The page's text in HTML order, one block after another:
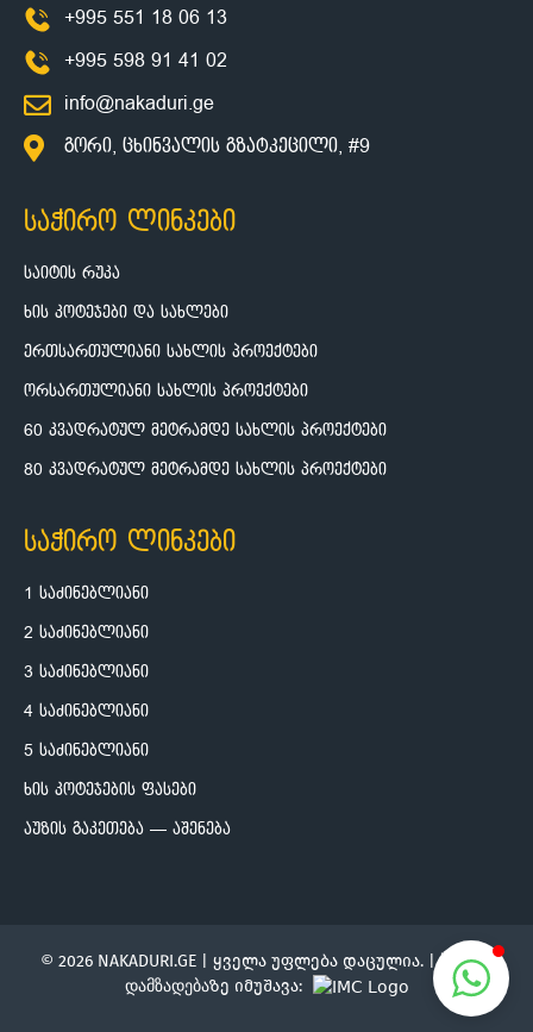
+995 551 18 06 13
+995 598 91 41 02
info@nakaduri.ge
გორი, ცხინვალის გზატკეცილი, #9
საჭირო ლინკები
საიტის რუკა
ხის კოტეჯები და სახლები
ერთსართულიანი სახლის პროექტები
ორსართულიანი სახლის პროექტები
60 კვადრატულ მეტრამდე სახლის პროექტები
80 კვადრატულ მეტრამდე სახლის პროექტები
საჭირო ლინკები
1 საძინებლიანი
2 საძინებლიანი
3 საძინებლიანი
4 საძინებლიანი
5 საძინებლიანი
ხის კოტეჯების ფასები
აუზის გაკეთება — აშენება
© 2026 NAKADURI.GE | ყველა უფლება დაცულია. |საიტის
დამზადებაზე იმუშავა: